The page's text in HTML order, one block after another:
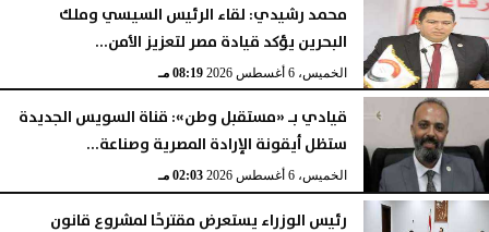
الخميس، 6 أغسطس 2026 08:28 مـ
محمد رشيدي: لقاء الرئيس السيسي وملك
البحرين يؤكد قيادة مصر لتعزيز الأمن...
الخميس، 6 أغسطس 2026 08:19 مـ
قيادي بـ «مستقبل وطن»: قناة السويس الجديدة
ستظل أيقونة الإرادة المصرية وصناعة...
الخميس، 6 أغسطس 2026 02:03 مـ
رئيس الوزراء يستعرض مقترحًا لمشروع قانون